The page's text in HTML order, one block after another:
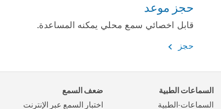
حجز موعد
قابل اخصائي سمع محلي يمكنه المساعدة.
حجز
السماعات الطبية
السماعات-الطبية
ضعف السمع
اختبار السمع عبر الإنترنت